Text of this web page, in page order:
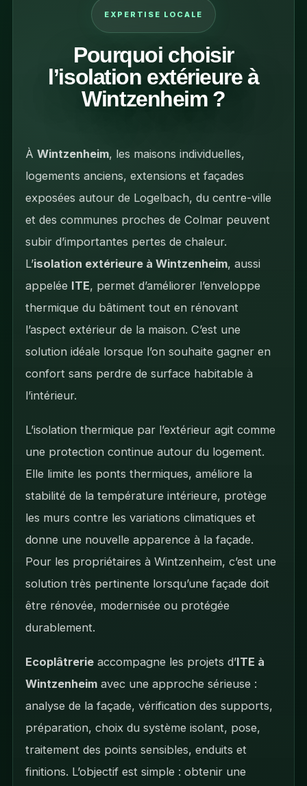
EXPERTISE LOCALE
Pourquoi choisir
l’isolation extérieure à
Wintzenheim ?
À Wintzenheim, les maisons individuelles,
logements anciens, extensions et façades
exposées autour de Logelbach, du centre-ville
et des communes proches de Colmar peuvent
subir d’importantes pertes de chaleur.
L’isolation extérieure à Wintzenheim, aussi
appelée ITE, permet d’améliorer l’enveloppe
thermique du bâtiment tout en rénovant
l’aspect extérieur de la maison. C’est une
solution idéale lorsque l’on souhaite gagner en
confort sans perdre de surface habitable à
l’intérieur.
L’isolation thermique par l’extérieur agit comme
une protection continue autour du logement.
Elle limite les ponts thermiques, améliore la
stabilité de la température intérieure, protège
les murs contre les variations climatiques et
donne une nouvelle apparence à la façade.
Pour les propriétaires à Wintzenheim, c’est une
solution très pertinente lorsqu’une façade doit
être rénovée, modernisée ou protégée
durablement.
Ecoplâtrerie accompagne les projets d’ITE à
Wintzenheim avec une approche sérieuse :
analyse de la façade, vérification des supports,
préparation, choix du système isolant, pose,
traitement des points sensibles, enduits et
finitions. L’objectif est simple : obtenir une